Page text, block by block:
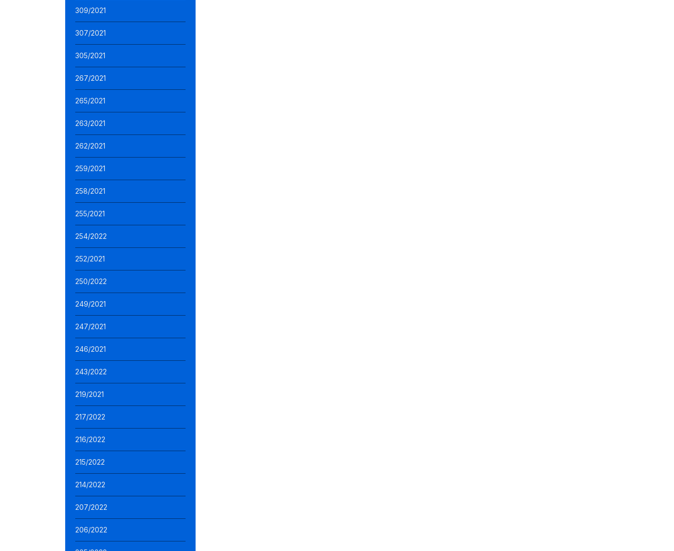
309/2021
307/2021
305/2021
267/2021
265/2021
263/2021
262/2021
259/2021
258/2021
255/2021
254/2022
252/2021
250/2022
249/2021
247/2021
246/2021
243/2022
219/2021
217/2022
216/2022
215/2022
214/2022
207/2022
206/2022